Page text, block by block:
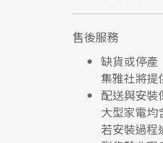
售後服務
缺貨或停產
集雅社將提
配送與安裝
大型家電均
若安裝過程